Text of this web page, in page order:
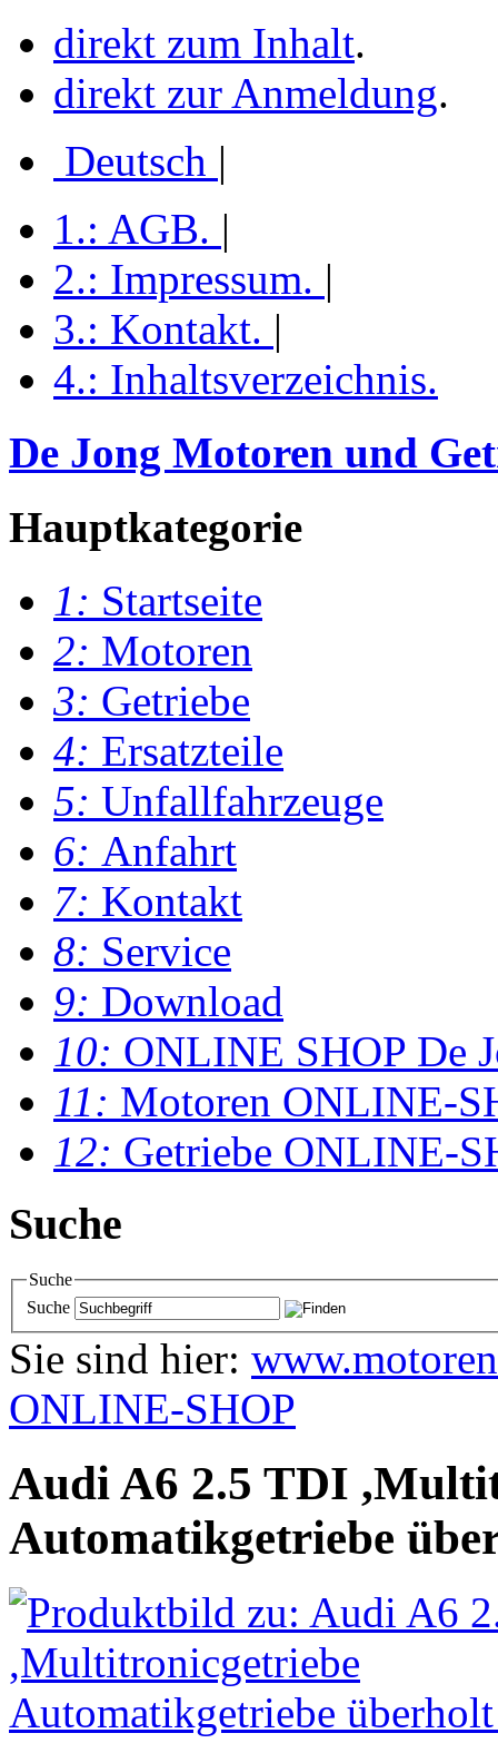
direkt zum Inhalt.
direkt zur Anmeldung.
Deutsch |
1.: AGB. |
2.: Impressum. |
3.: Kontakt. |
4.: Inhaltsverzeichnis.
De Jong Motoren und
Hauptkategorie
1: Startseite
2: Motoren
3: Getriebe
4: Ersatzteile
5: Unfallfahrzeuge
6: Anfahrt
7: Kontakt
8: Service
9: Download
10: ONLINE SHOP De
11: Motoren ONLINE-
12: Getriebe ONLINE-
Suche
Suche
Suche
Sie sind hier:
ONLINE-SHOP
Audi A6 2.5 TDI
Automatikgetriebe